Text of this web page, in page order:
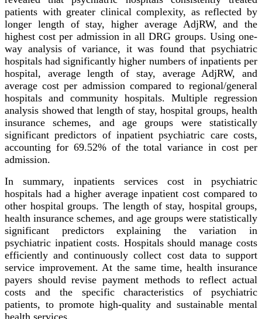
patients with greater clinical complexity, as reflected by
longer length of stay, higher average AdjRW, and the
highest cost per admission in all DRG groups. Using one-
way analysis of variance, it was found that psychiatric
hospitals had significantly higher numbers of inpatients per
hospital, average length of stay, average AdjRW, and
average cost per admission compared to regional/general
hospitals and community hospitals. Multiple regression
analysis showed that length of stay, hospital groups, health
insurance schemes, and age groups were statistically
significant predictors of inpatient psychiatric care costs,
accounting for 69.52% of the total variance in cost per
admission.
In summary, inpatients services cost in psychiatric
hospitals had a higher average inpatient cost compared to
other hospital groups. The length of stay, hospital groups,
health insurance schemes, and age groups were statistically
significant predictors explaining the variation in
psychiatric inpatient costs. Hospitals should manage costs
efficiently and continuously collect cost data to support
service improvement. At the same time, health insurance
payers should revise payment methods to reflect actual
costs and the specific characteristics of psychiatric
patients, to promote high-quality and sustainable mental
health services.